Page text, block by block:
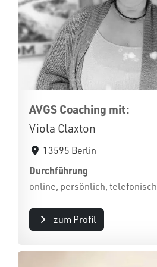
AVGS Coaching mit:
Viola Claxton
13595 Berlin
Durchführung
online, persönlich, telefonisch
zum Profil